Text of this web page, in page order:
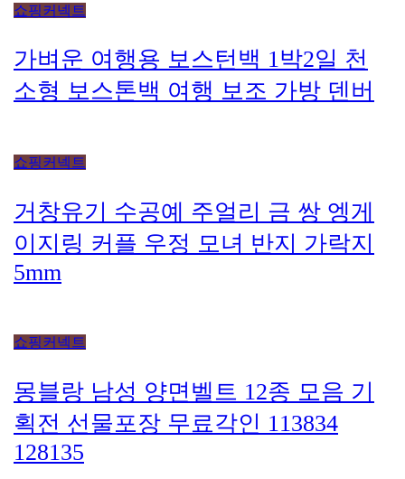
거창유기 수공예 주얼리 금 쌍 엥게
이지링 커플 우정 모녀 반지 가락지
5mm
몽블랑 남성 양면벨트 12종 모음 기
획전 선물포장 무료각인 113834
128135
14k 목걸이 20대 여자친구생일선물
100일 기념일 루나 노블라티오